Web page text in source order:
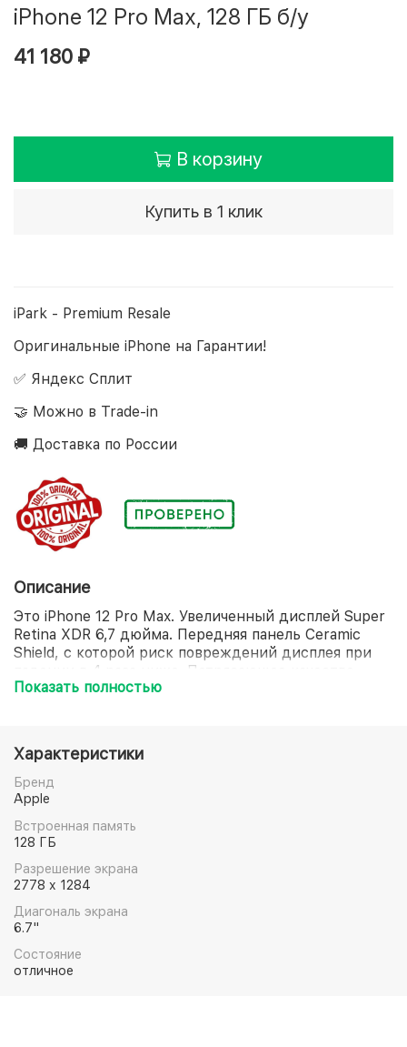
iPhone 12 Pro Max, 128 ГБ б/у
41 180 ₽
В корзину
Купить в 1 клик
iPark - Premium Resale
Оригинальные iPhone на Гарантии!
✅ Яндекс Сплит
🤝 Можно в Trade-in
🚚 Доставка по России
Описание
Это iPhone 12 Pro Max. Увеличенный дисплей Super
Retina XDR 6,7 дюйма. Передняя панель Ceramic
Shield, с которой риск повреждений дисплея при
падении в 4 раза ниже. Потрясающее качество
снимков при слабом освещении благодаря лучшей
видео кинематографического качества в стандарте
Dolby Vision. Ночной режим для портретов и
улучшенная дополненная реальность благодаря
сканеру LiDAR. Мощный процессор A14 Bionic.
Аксессуары MagSafe, которые мгновенно
примагничиваются и обеспечивают более быструю
возможности.
Показать полностью
Характеристики
Бренд
Apple
Встроенная память
128 ГБ
Разрешение экрана
2778 x 1284
Диагональ экрана
6.7"
Состояние
отличное